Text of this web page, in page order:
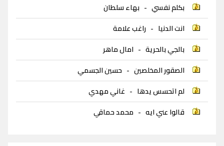
بكلم نفسي - بهاء سلطان
انت الدنيا - راغب علامة
بالجي بالحرية - امال ماهر
الصقور المخلصين - حسين الجسمي
لم اتحسس يدها - غاني مهدي
قالوا عني ايه - محمد حماقي